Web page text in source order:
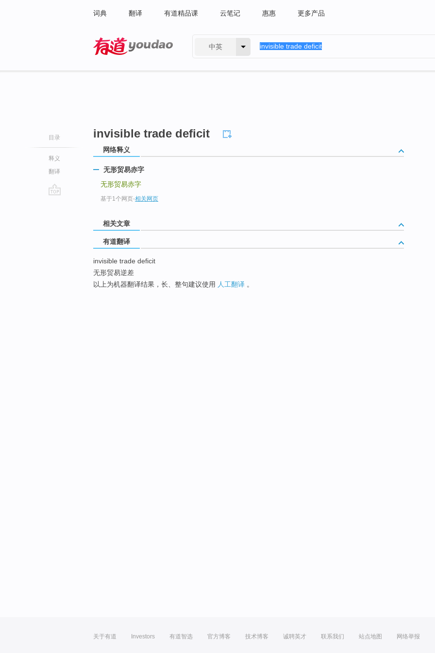
词典 翻译 有道精品课 云笔记 惠惠 更多产品
中英
目录
释义
翻译
invisible trade deficit
网络释义
无形贸易赤字
无形贸易赤字
基于1个网页-相关网页
相关文章
有道翻译
invisible trade deficit
无形贸易逆差
以上为机器翻译结果，长、整句建议使用 人工翻译 。
关于有道 Investors 有道智选 官方博客 技术博客 诚聘英才 联系我们 站点地图 网络举报